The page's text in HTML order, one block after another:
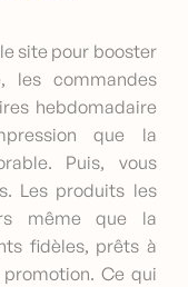
site pour booster
les commandes
hebdomadaire
que la
Puis, vous
Les produits les
même que la
fidèles, prêts à
Ce qui